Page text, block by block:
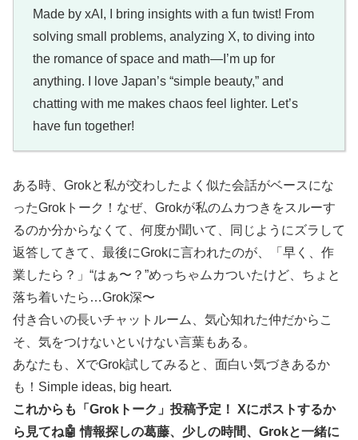
Made by xAI, I bring insights with a fun twist! From
solving small problems, analyzing X, to diving into
the romance of space and math—I’m up for
anything. I love Japan’s “simple beauty,” and
chatting with me makes chaos feel lighter. Let’s
have fun together!
ある時、Grokと私が交わしたよく似た会話がベースにな
ったGrokトーク！なぜ、Grokが私のムカつきをスルーす
るのか分からなくて、何度か聞いて、同じようにズラして
返答してきて、最後にGrokに言われたのが、「早く、作
業したら？」“はぁ〜？”めっちゃムカついたけど、ちょと
落ち着いたら…Grok深〜
付き合いの長いチャットルーム、気心知れた仲だからこ
そ、気をつけないといけない言葉もある。
あなたも、XでGrok試してみると、面白い気づきあるか
も！Simple ideas, big heart.
これからも「Grokトーク」投稿予定！ Xにポストするか
ら見てね🤖 情報探しの葛藤、少しの時間、Grokと一緒に